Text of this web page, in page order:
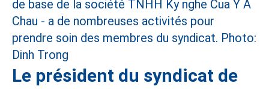
Le président du syndicat de